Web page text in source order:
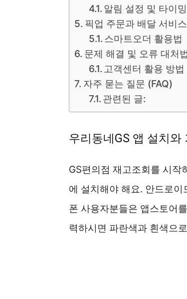
알림 설정 및 타이
픽업 주문과 배달 서비
스마트오더 활용법
문제 해결 및 오류 대처법
고객센터 활용 방법
자주 묻는 질문 (FAQ)
관련된 글:
우리동네GS 앱 설치
GS편의점 재고조회를 시작
에 설치해야 해요. 안드로
폰 사용자분들은 앱스토어
력하시면 파란색과 흰색으